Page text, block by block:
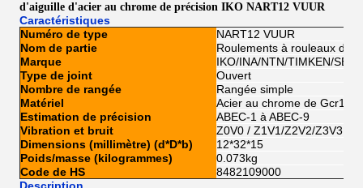
d'aiguille d'acier au chrome de précision IKO NART12 VUUR
Caractéristiques
Numéro de type
NART12 VUUR
Nom de partie
Roulements à rouleaux de
Marque
IKO/INA/NTN/TIMKEN/
Type de joint
Ouvert
Nombre de rangée
Rangée simple
Matériel
Acier au chrome de Gcr15
Estimation de précision
ABEC-1 à ABEC-9
Vibration et bruit
Z0V0 / Z1V1/Z2V2/Z3V3
Dimensions (millimètre) (d*D*b)
12*32*15
Poids/masse (kilogrammes)
0.073kg
Code de HS
8482109000